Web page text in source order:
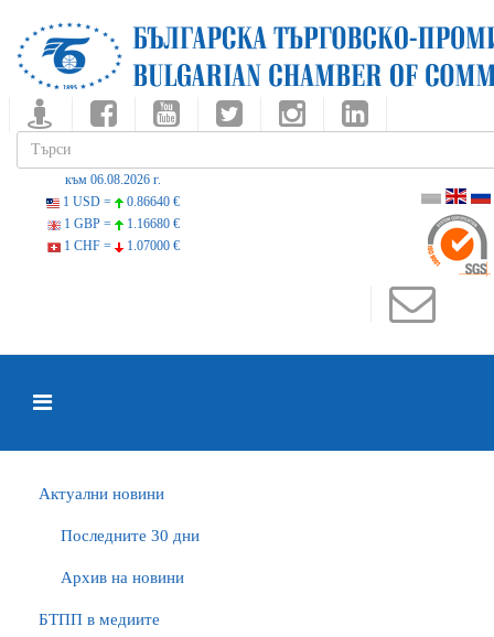
към 06.08.2026 г.
1 USD =
0.86640 €
1 GBP =
1.16680 €
1 CHF =
1.07000 €
Актуални новини
Последните 30 дни
Архив на новини
БTПП в медиите